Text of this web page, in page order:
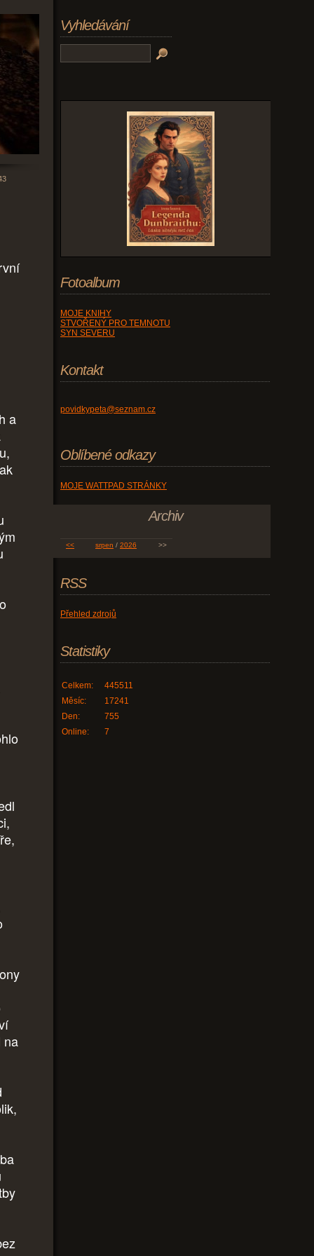
a
na
Vyhledávání
Fotoalbum
MOJE KNIHY
STVOŘENÝ PRO TEMNOTU
SYN SEVERU
Kontakt
povidkypeta@seznam.cz
Oblíbené odkazy
MOJE WATTPAD STRÁNKY
Archiv
<< srpen / 2026 >>
RSS
Přehled zdrojů
Statistiky
Online: 7
Celkem:
445511
Měsíc:
17241
Den:
755